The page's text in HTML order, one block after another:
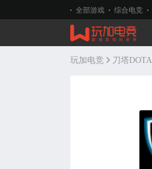
全部游戏 综合电竞
玩加电竞 刀塔